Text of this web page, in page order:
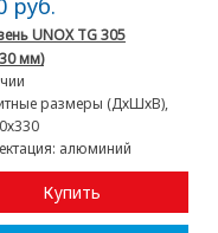
руб.
UNOX TG 305
мм)
размеры (ДхШхВ),
алюминий
Купить